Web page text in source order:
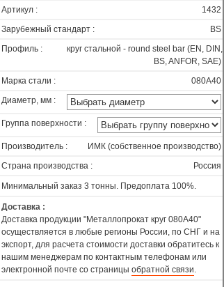
Артикул :
1432
Зарубежный стандарт :
BS
Профиль :
круг стальной - round steel bar (EN, DIN,
BS, ANFOR, SAE)
Марка стали :
080A40
Диаметр, мм :
Группа поверхности :
Производитель :
ИМК (собственное производство)
Страна производства :
Россия
Минимальный заказ 3 тонны. Предоплата 100%.
Доставка :
Доставка продукции "Металлопрокат круг 080A40"
осуществляется в любые регионы России, по СНГ и на
экспорт, для расчета стоимости доставки обратитесь к
нашим менеджерам по контактным телефонам или
электронной почте со страницы обратной связи.